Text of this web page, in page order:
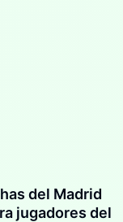
del Madrid
jugadores del